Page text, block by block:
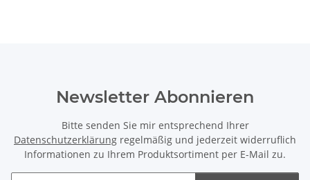
Newsletter Abonnieren
Bitte senden Sie mir entsprechend Ihrer
Datenschutzerklärung regelmäßig und jederzeit widerruflich
Informationen zu Ihrem Produktsortiment per E-Mail zu.